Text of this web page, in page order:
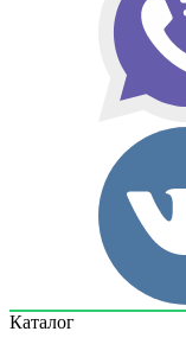
Каталог